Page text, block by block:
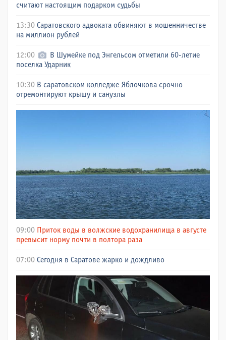
считают настоящим подарком судьбы
13:30 Саратовского адвоката обвиняют в мошенничестве
на миллион рублей
12:00
В Шумейке под Энгельсом отметили 60-летие
поселка Ударник
10:30 В саратовском колледже Яблочкова срочно
отремонтируют крышу и санузлы
09:00 Приток воды в волжские водохранилища в августе
превысит норму почти в полтора раза
07:00 Сегодня в Саратове жарко и дождливо